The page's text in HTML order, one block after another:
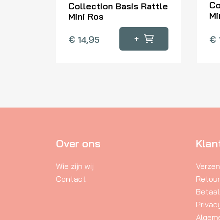
Collection Basis Rattle
Mini Ros
€ 14,95 + €
Over ons
Wie zijn wij
Contact